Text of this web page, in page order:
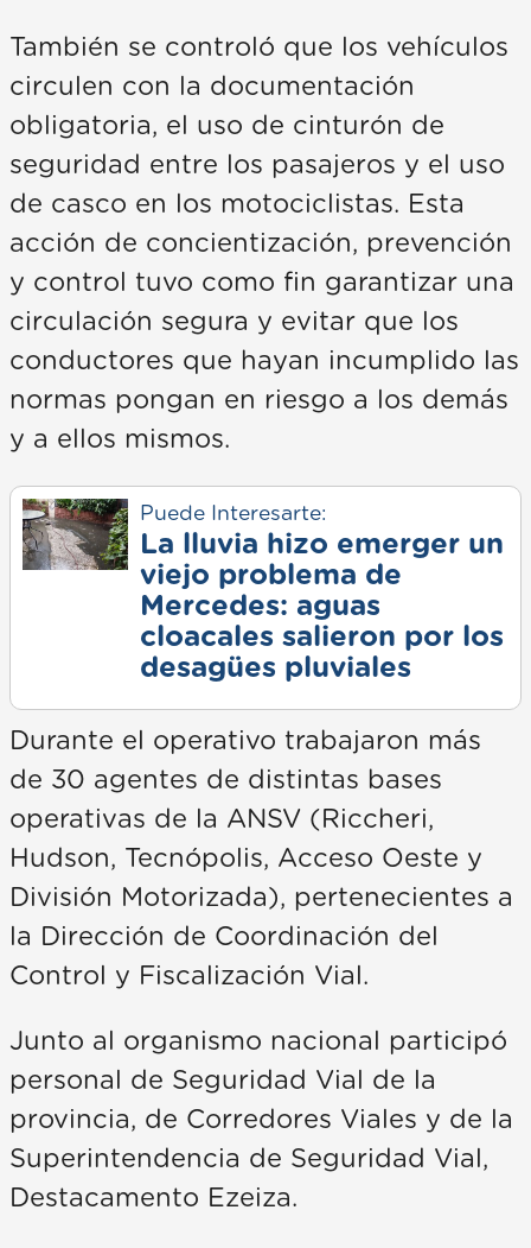
También se controló que los vehículos
circulen con la documentación
obligatoria, el uso de cinturón de
seguridad entre los pasajeros y el uso
de casco en los motociclistas. Esta
acción de concientización, prevención
y control tuvo como fin garantizar una
circulación segura y evitar que los
conductores que hayan incumplido las
normas pongan en riesgo a los demás
y a ellos mismos.
Puede Interesarte:
La lluvia hizo emerger un
viejo problema de
Mercedes: aguas
cloacales salieron por los
desagües pluviales
Durante el operativo trabajaron más
de 30 agentes de distintas bases
operativas de la ANSV (Riccheri,
Hudson, Tecnópolis, Acceso Oeste y
División Motorizada), pertenecientes a
la Dirección de Coordinación del
Control y Fiscalización Vial.
Junto al organismo nacional participó
personal de Seguridad Vial de la
provincia, de Corredores Viales y de la
Superintendencia de Seguridad Vial,
Destacamento Ezeiza.